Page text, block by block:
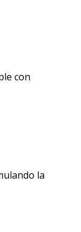
con
la